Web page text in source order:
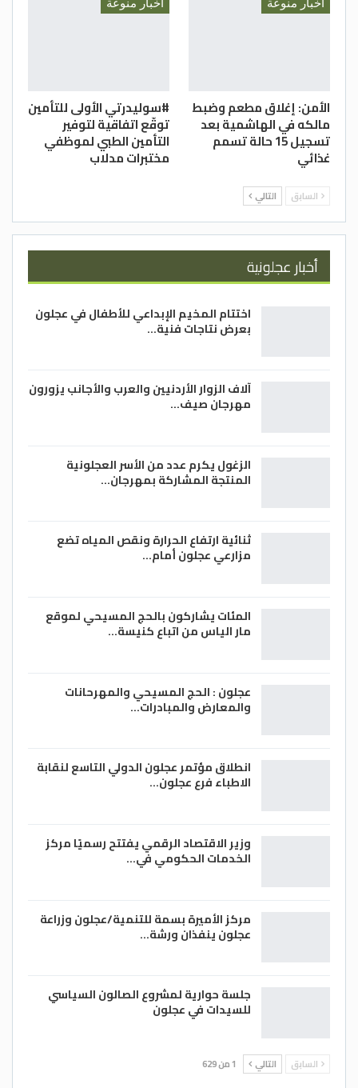
الأمن: إغلاق مطعم وضبط
مالكه في الهاشمية بعد
تسجيل 15 حالة تسمم
غذائي
#سوليدرتي الأولى للتأمين
توقّع اتفاقية لتوفير
التأمين الطبي لموظفي
مختبرات مدلاب
السابق التالي
أخبار عجلونية
اختتام المخيم الإبداعي للأطفال في عجلون
بعرض نتاجات فنية…
آلاف الزوار الأردنيين والعرب والأجانب يزورون
مهرجان صيف…
الزغول يكرم عدد من الأسر العجلونية
المنتجة المشاركة بمهرجان…
ثنائية ارتفاع الحرارة ونقص المياه تضع
مزارعي عجلون أمام…
المئات يشاركون بالحج المسيحي لموقع
مار الياس من اتباع كنيسة…
عجلون : الحج المسيحي والمهرحانات
والمعارض والمبادرات…
انطلاق مؤتمر عجلون الدولي التاسع لنقابة
الاطباء فرع عجلون…
وزير الاقتصاد الرقمي يفتتح رسميًا مركز
الخدمات الحكومي في…
مركز الأميرة بسمة للتنمية/عجلون وزراعة
عجلون ينفذان ورشة…
جلسة حوارية لمشروع الصالون السياسي
للسيدات في عجلون
السابق التالي 1 من 629